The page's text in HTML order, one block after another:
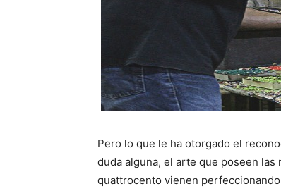
Pero lo que le ha otorgado el
duda alguna, el arte que poseen las
quattrocento vienen